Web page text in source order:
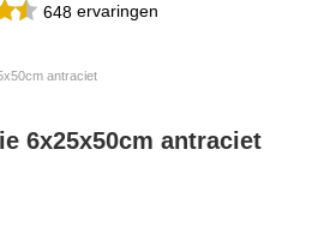
648ervaringen
antraciet
6x25x50cm antraciet